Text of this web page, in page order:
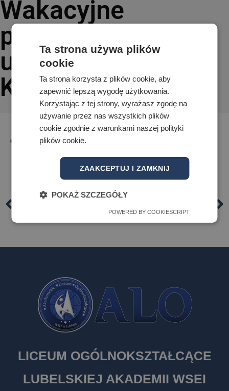
Wakacyjne
przesłanie dla
uczniów – listy od
Kuratorium
List od Lubelskiego Kuratorium Oświaty
POPRZEDNI
Tydzień dla Bezpieczeństwa w naszej szkole! Bezpieczne wakacje 2025
LICEUM OGÓLNOKSZTAŁCĄCE
LUBELSKIEJ AKADEMII WSEI
Ta strona używa plików
cookie
Ta strona korzysta z plików cookie, aby
zapewnić lepszą wygodę użytkowania.
Korzystając z tej strony, wyrażasz zgodę na
używanie przez nas wszystkich plików
cookie zgodnie z warunkami naszej polityki
plików cookie.
ZAAKCEPTUJ I ZAMKNIJ
POKAŻ SZCZEGÓŁY
POWERED BY COOKIESCRIPT